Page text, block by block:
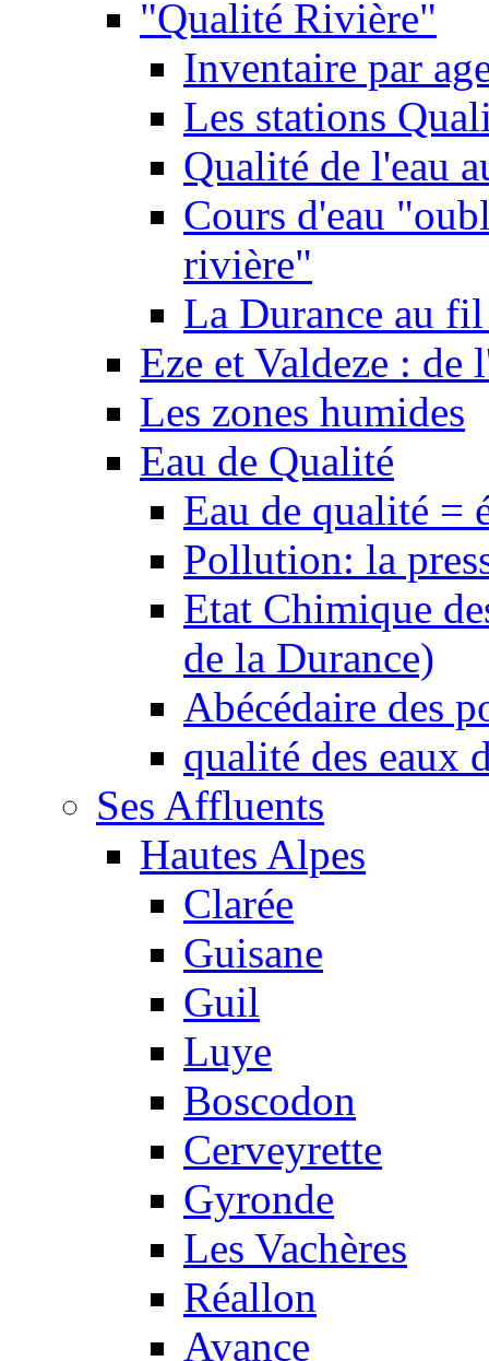
"Qualité Rivière"
Inventaire par
Les stations
Qualité de l'eau
Cours d'eau
rivière"
La Durance au
Eze et Valdeze : de
Les zones humides
Eau de Qualité
Eau de qualité =
Pollution: la
Etat Chimique
de la Durance)
Abécédaire des
qualité des eaux
Ses Affluents
Hautes Alpes
Clarée
Guisane
Guil
Luye
Boscodon
Cerveyrette
Gyronde
Les Vachères
Réallon
Avance